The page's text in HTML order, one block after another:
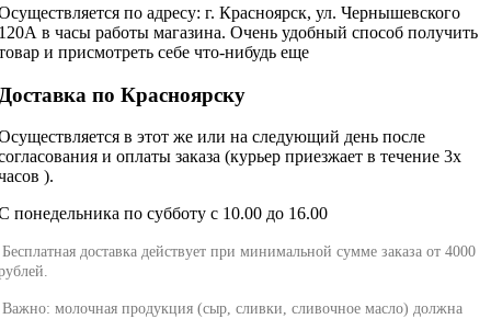
по адресу: г. Красноярск, ул. Чернышевского
в часы работы магазина. Очень удобный способ получить
и присмотреть себе что-нибудь еще
по Красноярску
в этот же или на следующий день после
и оплаты заказа (курьер приезжает в течение 3х
).
понедельника по субботу с 10.00 до 16.00
Бесплатная доставка действует при минимальной сумме заказа от 4000
Важно: молочная продукция (сыр, сливки, сливочное масло) должна